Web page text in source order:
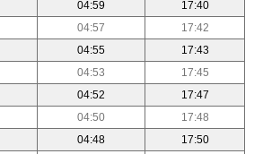
04:59
17:40
04:57
17:42
04:55
17:43
04:53
17:45
04:52
17:47
04:50
17:48
04:48
17:50